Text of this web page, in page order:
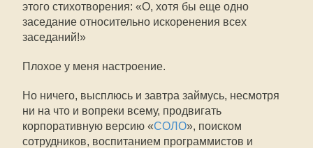
этого стихотворения: «О, хотя бы еще одно
заседание относительно искоренения всех
заседаний!»
Плохое у меня настроение.
Но ничего, высплюсь и завтра займусь, несмотря
ни на что и вопреки всему, продвигать
корпоративную версию «СОЛО», поиском
сотрудников, воспитанием программистов и